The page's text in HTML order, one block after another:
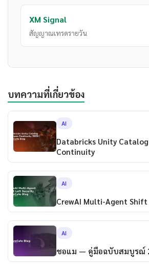
XM Signal
สัญญาณเทรดรายวัน
บทความที่เกี่ยวข้อง
AI
Databricks Unity Catalog
Continuity
AI
CrewAI Multi-Agent
AI
ชอแม — คู่มือฉบับสมบูรณ์